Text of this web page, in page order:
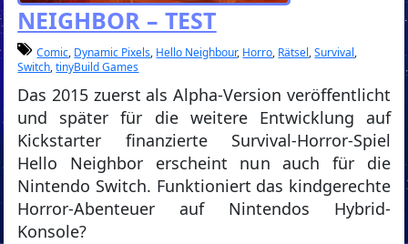
NEIGHBOR – TEST
Comic, Dynamic Pixels, Hello Neighbour, Horro, Rätsel,Survival,
Switch,tinyBuild Games
Das 2015 zuerst als Alpha-Version veröffentlicht
und später für die weitere Entwicklung auf
Kickstarter finanzierte Survival-Horror-Spiel
Hello Neighbor erscheint nun auch für die
Nintendo Switch. Funktioniert das kindgerechte
Horror-Abenteuer auf Nintendos Hybrid-
Konsole?